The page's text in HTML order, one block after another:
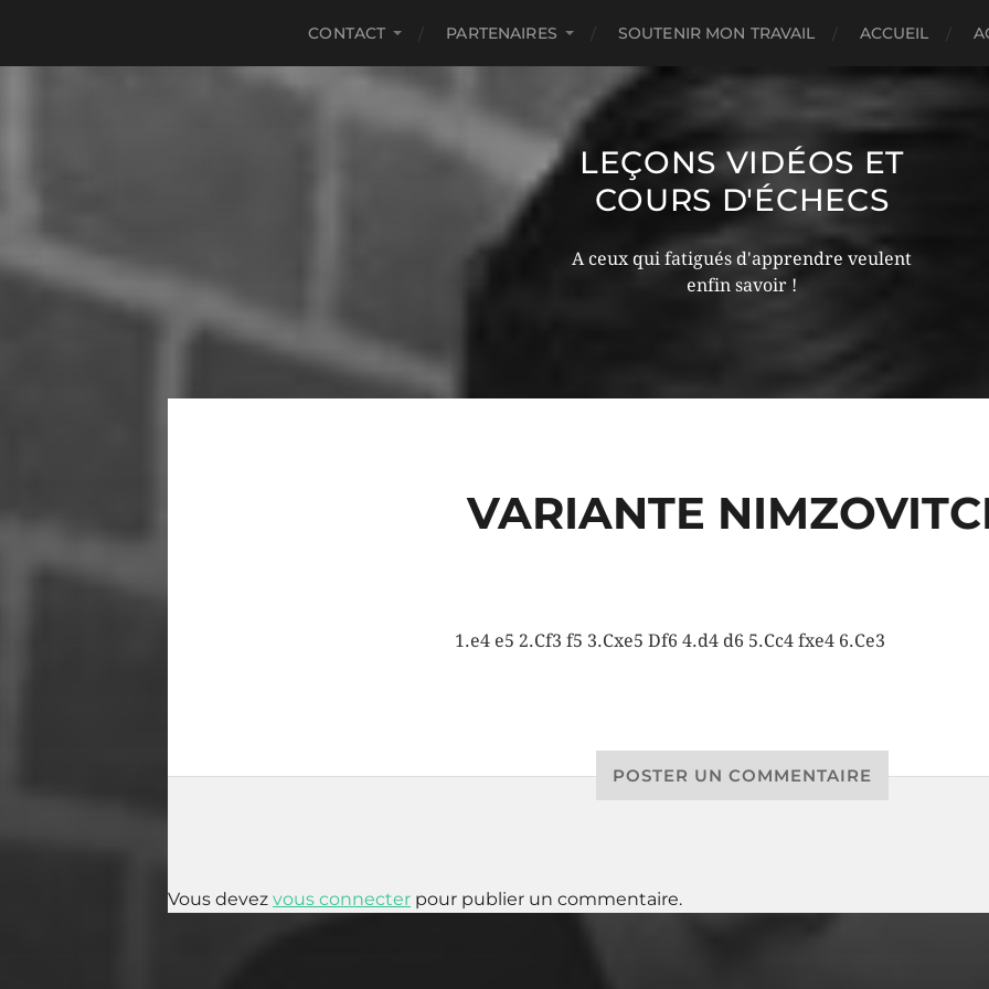
CONTACT PARTENAIRES SOUTENIR MON TRAVAIL ACCUEIL
LEÇONS VIDÉOS ET
COURS D'ÉCHECS
A ceux qui fatigués d'apprendre veulent
enfin savoir !
VARIANTE
1.e4 e5 2.Cf3 f5 3.Cxe5 Df6 4.d4 d6 5.Cc4 fxe4 6.Ce3
POSTER UN COMMENTAIRE
Vous devez vous connecter pour publier un commentaire.